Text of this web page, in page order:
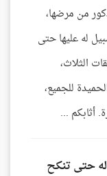
من مرضها،
له عليها حتى
الثلاث،
للجميع،
أثابكم ...
حتى تنكح